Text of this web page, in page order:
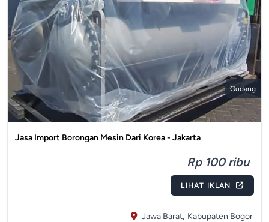
Gudang
Jasa Import Borongan Mesin Dari Korea - Jakarta
Rp 100 ribu
LIHAT IKLAN
Jawa Barat, Kabupaten Bogor